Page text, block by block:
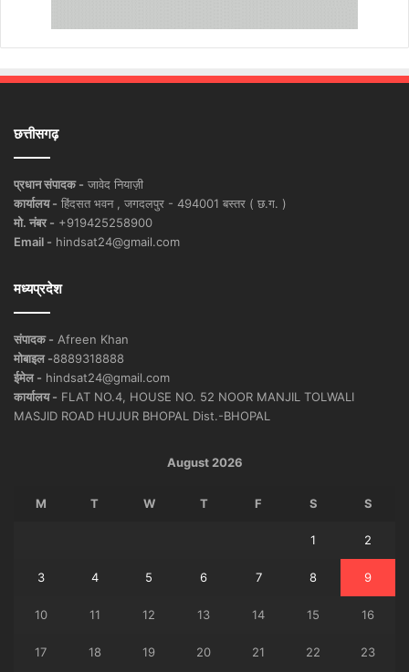
छत्तीसगढ़
प्रधान संपादक - जावेद नियाज़ी
कार्यालय - हिंदसत भवन , जगदलपुर - 494001 बस्तर ( छ.ग. )
मो. नंबर - +919425258900
Email - hindsat24@gmail.com
मध्यप्रदेश
संपादक - Afreen Khan
मोबाइल -8889318888
ईमेल - hindsat24@gmail.com
कार्यालय - FLAT NO.4, HOUSE NO. 52 NOOR MANJIL TOLWALI
MASJID ROAD HUJUR BHOPAL Dist.-BHOPAL
August 2026
M T W T F S S
1 2
3 4 5 6 7 8 9
10 11 12 13 14 15 16
17 18 19 20 21 22 23